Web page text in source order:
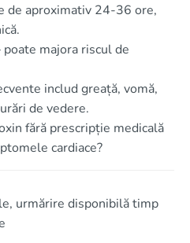
de aproximativ 24-36 ore,
majora riscul de
includ greață, vomă,
de vedere.
fără prescripție medicală
cardiace?
urmărire disponibilă timp